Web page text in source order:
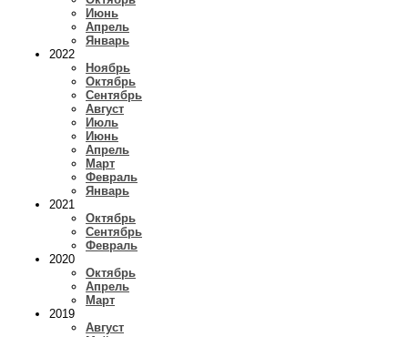
Июнь
Апрель
Январь
2022
Ноябрь
Октябрь
Сентябрь
Август
Июль
Июнь
Апрель
Март
Февраль
Январь
2021
Октябрь
Сентябрь
Февраль
2020
Октябрь
Апрель
Март
2019
Август